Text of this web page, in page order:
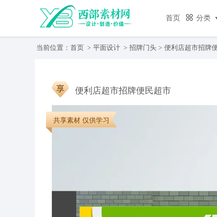
首页 分类
当前位置： 首页 > 平面设计 > 招牌门头 > 便利店超市招牌
便利店超市招牌便民超市
共享素材 仅供学习